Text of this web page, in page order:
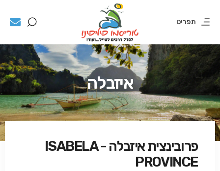
תפריט
איזבלה
פרובינצית איזבלה - ISABELA
PROVINCE